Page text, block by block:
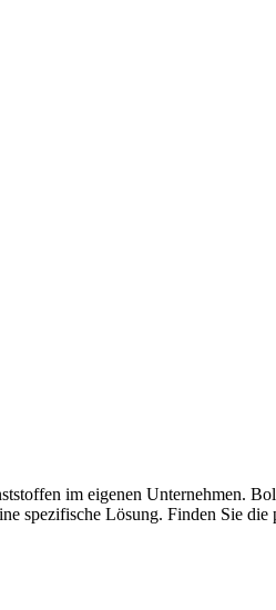
im eigenen Unternehmen.
spezifische Lösung. Finden Sie